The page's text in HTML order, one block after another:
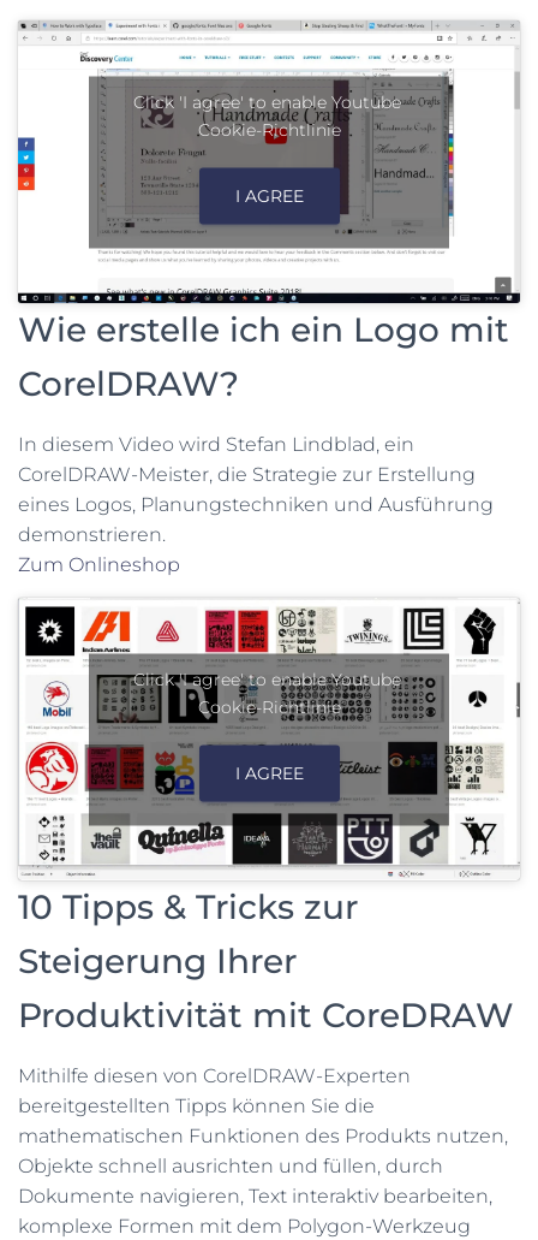
Click 'I agree' to enable Youtube
Cookie-Richtlinie
I AGREE
Wie erstelle ich ein Logo mit
CorelDRAW?
In diesem Video wird Stefan Lindblad, ein
CorelDRAW-Meister, die Strategie zur Erstellung
eines Logos, Planungstechniken und Ausführung
demonstrieren.
Zum Onlineshop
Click 'I agree' to enable Youtube
Cookie-Richtlinie
I AGREE
10 Tipps & Tricks zur
Steigerung Ihrer
Produktivität mit CoreDRAW
Mithilfe diesen von CorelDRAW-Experten
bereitgestellten Tipps können Sie die
mathematischen Funktionen des Produkts nutzen,
Objekte schnell ausrichten und füllen, durch
Dokumente navigieren, Text interaktiv bearbeiten,
komplexe Formen mit dem Polygon-Werkzeug